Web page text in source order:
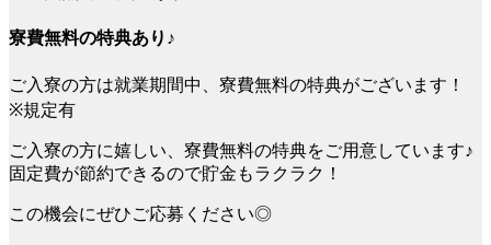
寮費無料の特典あり♪
ご入寮の方は就業期間中、寮費無料の特典がございます！
※規定有
ご入寮の方に嬉しい、寮費無料の特典をご用意しています♪
固定費が節約できるので貯金もラクラク！
この機会にぜひご応募ください◎